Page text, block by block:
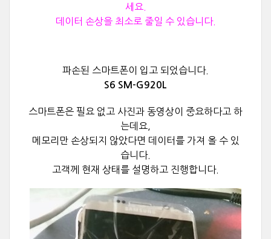
세요.
데이터 손상을 최소로 줄일 수 있습니다.
파손된 스마트폰이 입고 되었습니다.
S6 SM-G920L
스마트폰은 필요 없고 사진과 동영상이 중요하다고 하
는데요,
메모리만 손상되지 않았다면 데이터를 가져 올 수 있
습니다.
고객께 현재 상태를 설명하고 진행합니다.